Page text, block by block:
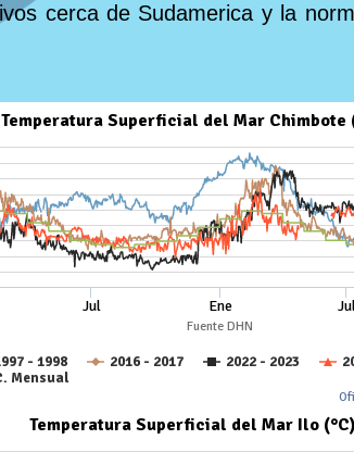
cerca de Sudamerica y la